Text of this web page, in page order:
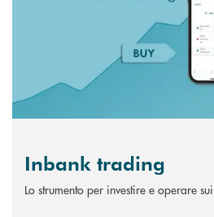
Inbank trading
Lo strumento per investire e operare